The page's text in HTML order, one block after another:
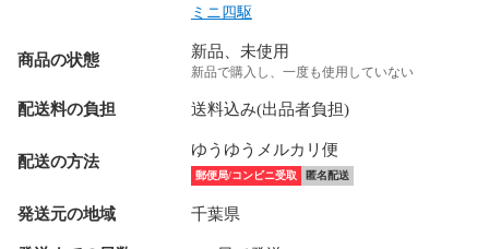
ミニ四駆
商品の状態 新品、未使用
新品で購入し、一度も使用していない
配送料の負担 送料込み(出品者負担)
配送の方法
ゆうゆうメルカリ便
郵便局/コンビニ受取 匿名配送
発送元の地域 千葉県